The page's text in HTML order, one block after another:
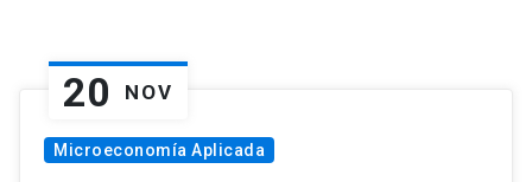
20 NOV
Microeconomía Aplicada